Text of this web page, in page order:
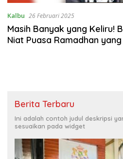
Kalbu 26 Februari 2025
Masih Banyak yang Keliru!
Niat Puasa Ramadhan yang
Berita Terbaru
Ini adalah contoh judul deskripsi
sesuaikan pada widget